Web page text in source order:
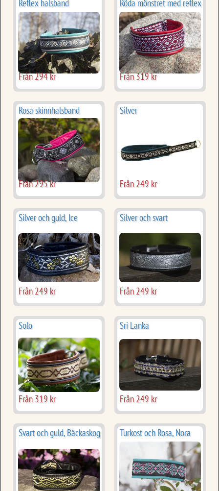
Reflex halsband
Från 294 kr
Röda mönstret med reflex
Från 319 kr
Rosa skinnhalsband
Från 295 kr
Silver
Från 249 kr
Silver och guld, Ice
Från 249 kr
Silver och svart
Från 249 kr
Solo
Från 319 kr
Sri Lanka
Från 249 kr
Svart och guld, Bäckaskog Turkost och Rosa, Nora